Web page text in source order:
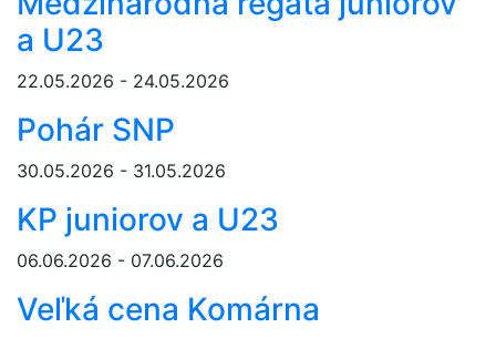
a U23
22.05.2026 - 24.05.2026
Pohár SNP
30.05.2026 - 31.05.2026
KP juniorov a U23
06.06.2026 - 07.06.2026
Veľká cena Komárna